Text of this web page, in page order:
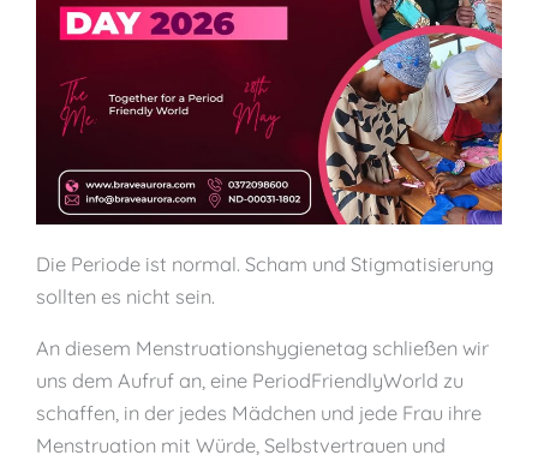
Die Periode ist normal. Scham und Stigmatisierung
sollten es nicht sein.
An diesem Menstruationshygienetag schließen wir
uns dem Aufruf an, eine PeriodFriendlyWorld zu
schaffen, in der jedes Mädchen und jede Frau ihre
Menstruation mit Würde, Selbstvertrauen und